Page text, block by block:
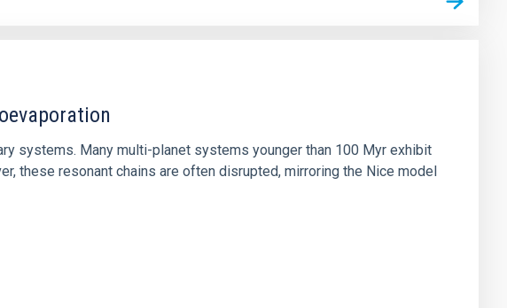
systems. Many multi-planet systems younger than 100 Myr exhibit
these resonant chains are often disrupted, mirroring the Nice model